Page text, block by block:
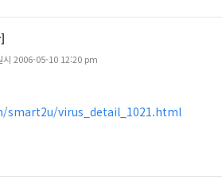
시 2006-05-10 12:20 pm
virus_detail_1021.html